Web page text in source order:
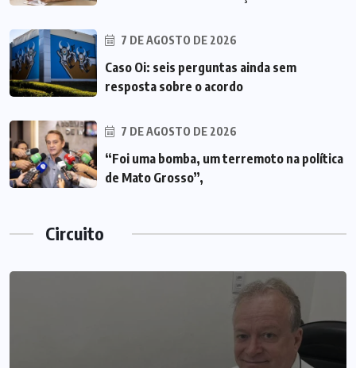
7 DE AGOSTO DE 2026
Caso Oi: seis perguntas ainda sem
resposta sobre o acordo
7 DE AGOSTO DE 2026
“Foi uma bomba, um terremoto na política
de Mato Grosso”,
Circuito